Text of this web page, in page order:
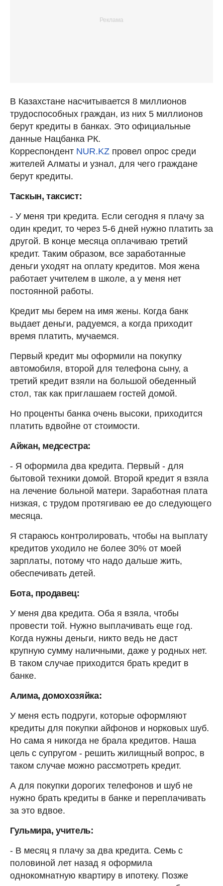
В Казахстане насчитывается 8 миллионов
трудоспособных граждан, из них 5 миллионов
берут кредиты в банках. Это официальные
данные Нацбанка РК.
Корреспондент NUR.KZ провел опрос среди
жителей Алматы и узнал, для чего граждане
берут кредиты.
Таскын, таксист:
- У меня три кредита. Если сегодня я плачу за
один кредит, то через 5-6 дней нужно платить за
другой. В конце месяца оплачиваю третий
кредит. Таким образом, все заработанные
деньги уходят на оплату кредитов. Моя жена
работает учителем в школе, а у меня нет
постоянной работы.
Кредит мы берем на имя жены. Когда банк
выдает деньги, радуемся, а когда приходит
время платить, мучаемся.
Первый кредит мы оформили на покупку
автомобиля, второй для телефона сыну, а
третий кредит взяли на большой обеденный
стол, так как приглашаем гостей домой.
Но проценты банка очень высоки, приходится
платить вдвойне от стоимости.
Айжан, медсестра:
- Я оформила два кредита. Первый - для
бытовой техники домой. Второй кредит я взяла
на лечение больной матери. Заработная плата
низкая, с трудом протягиваю ее до следующего
месяца.
Я стараюсь контролировать, чтобы на выплату
кредитов уходило не более 30% от моей
зарплаты, потому что надо дальше жить,
обеспечивать детей.
Бота, продавец:
У меня два кредита. Оба я взяла, чтобы
провести той. Нужно выплачивать еще год.
Когда нужны деньги, никто ведь не даст
крупную сумму наличными, даже у родных нет.
В таком случае приходится брать кредит в
банке.
Алима, домохозяйка:
У меня есть подруги, которые оформляют
кредиты для покупки айфонов и норковых шуб.
Но сама я никогда не брала кредитов. Наша
цель с супругом - решить жилищный вопрос, в
таком случае можно рассмотреть кредит.
А для покупки дорогих телефонов и шуб не
нужно брать кредиты в банке и переплачивать
за это вдвое.
Гульмира, учитель:
- В месяц я плачу за два кредита. Семь с
половиной лет назад я оформила
однокомнатную квартиру в ипотеку. Позже